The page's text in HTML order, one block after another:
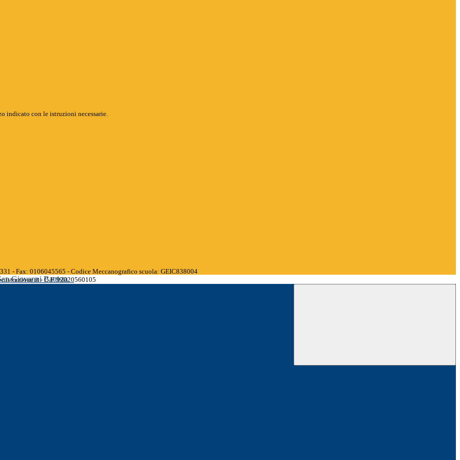
indicato con le istruzioni necessarie.
Giovanni Battista
- Fax: 0106045565 - Codice Meccanografico scuola: GEIC838004
- C.F. 92020560105